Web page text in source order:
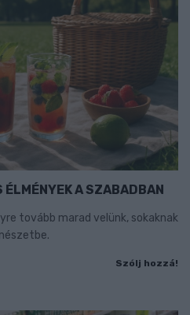
ÉLMÉNYEK A SZABADBAN
tovább marad velünk, sokaknak
Szólj hozzá!